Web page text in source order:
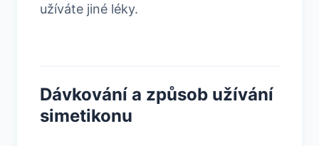
užíváte jiné léky.
Dávkování a způsob užívání
simetikonu